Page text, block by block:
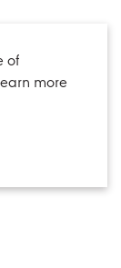
of
more